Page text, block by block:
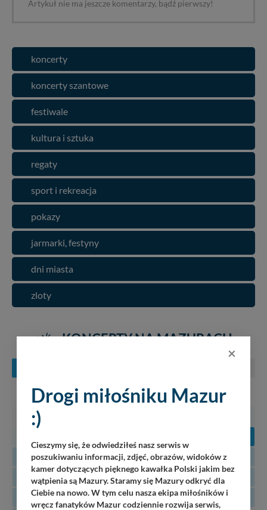
Artykuł nie ma jeszcze komentarzy, bądź pierwszy!
koncerty
koncerty szantowe
festiwale
kultura i sztuka
regaty
sport i rekreacja
pokazy
jarmarki, festyny
dni miasta
zloty
KONCERTY NA MAZURACH
WT ŚR CZ PT SO
27
10
11 12 13 14 15
18 20 22
24
25 26 27 28 29
×
Drogi miłośniku Mazur
:)
Cieszymy się, że odwiedziłeś nasz serwis w
poszukiwaniu informacji, zdjęć, obrazów, widoków z
kamer dotyczących pięknego kawałka Polski jakim bez
wątpienia są Mazury. Staramy się Mazury odkryć dla
Ciebie na nowo. W tym celu nasza ekipa miłośników i
wręcz fanatyków Mazur codziennie rozwija serwis,